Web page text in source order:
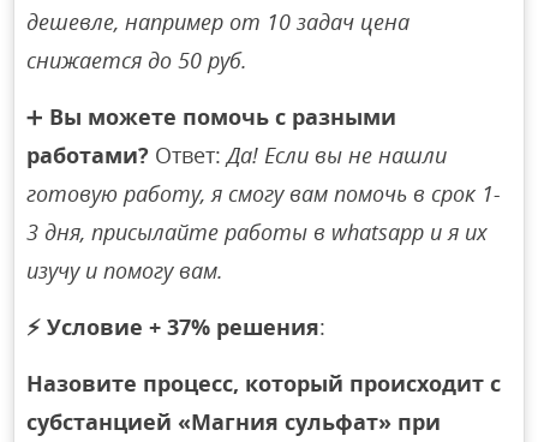
дешевле, например от 10 задач цена
снижается до 50 руб.
➕ Вы можете помочь с разными
работами? Ответ:Да! Если вы не нашли
готовую работу, я смогу вам помочь в срок 1-
3 дня, присылайте работы в whatsapp и я их
изучу и помогу вам.
⚡ Условие + 37% решения:
Назовите процесс, который происходит с
субстанцией «Магния сульфат» при